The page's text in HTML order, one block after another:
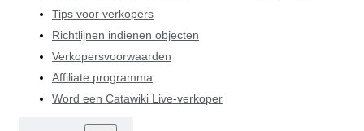
Tips voor verkopers
Richtlijnen indienen objecten
Verkopersvoorwaarden
Affiliate programma
Word een Catawiki Live-verkoper